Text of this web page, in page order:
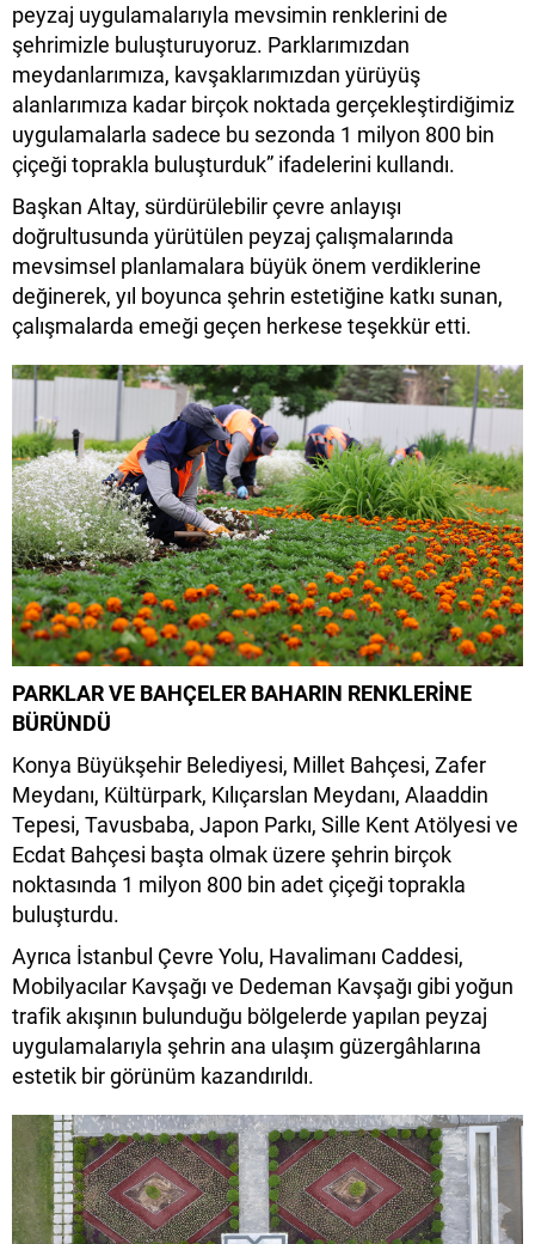
peyzaj uygulamalarıyla mevsimin renklerini de
şehrimizle buluşturuyoruz. Parklarımızdan
meydanlarımıza, kavşaklarımızdan yürüyüş
alanlarımıza kadar birçok noktada gerçekleştirdiğimiz
uygulamalarla sadece bu sezonda 1 milyon 800 bin
çiçeği toprakla buluşturduk” ifadelerini kullandı.
Başkan Altay, sürdürülebilir çevre anlayışı
doğrultusunda yürütülen peyzaj çalışmalarında
mevsimsel planlamalara büyük önem verdiklerine
değinerek, yıl boyunca şehrin estetiğine katkı sunan,
çalışmalarda emeği geçen herkese teşekkür etti.
PARKLAR VE BAHÇELER BAHARIN RENKLERİNE
BÜRÜNDÜ
Konya Büyükşehir Belediyesi, Millet Bahçesi, Zafer
Meydanı, Kültürpark, Kılıçarslan Meydanı, Alaaddin
Tepesi, Tavusbaba, Japon Parkı, Sille Kent Atölyesi ve
Ecdat Bahçesi başta olmak üzere şehrin birçok
noktasında 1 milyon 800 bin adet çiçeği toprakla
buluşturdu.
Ayrıca İstanbul Çevre Yolu, Havalimanı Caddesi,
Mobilyacılar Kavşağı ve Dedeman Kavşağı gibi yoğun
trafik akışının bulunduğu bölgelerde yapılan peyzaj
uygulamalarıyla şehrin ana ulaşım güzergâhlarına
estetik bir görünüm kazandırıldı.